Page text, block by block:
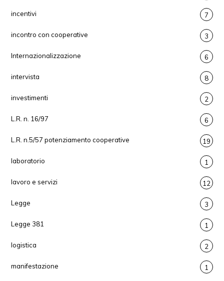
incentivi 7
incontro con cooperative 3
Internazionalizzazione 6
intervista 8
investimenti 2
L.R. n. 16/97 6
L.R. n.5/57 potenziamento cooperative 19
laboratorio 1
lavoro e servizi 12
Legge 3
Legge 381 1
logistica 2
manifestazione 1